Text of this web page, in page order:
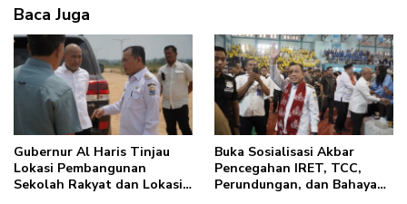
Baca Juga
Gubernur Al Haris Tinjau
Lokasi Pembangunan
Sekolah Rakyat dan Lokasi
Buka Sosialisasi Akbar
Pencegahan IRET, TCC,
Perundungan, dan Bahaya